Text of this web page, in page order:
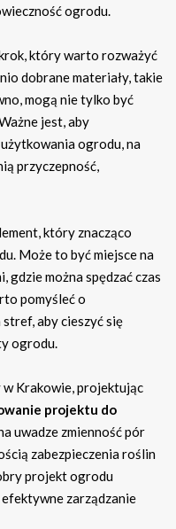
ogrodu.
który warto rozważyć
dobrane materiały, takie
mogą nie tylko być
jest, aby
ogrodu, na
przyczepność,
który znacząco
Może to być miejsce na
gdzie można spędzać czas
pomyśleć o
aby cieszyć się
ogrodu.
w Krakowie, projektując
projektu do
uwadze zmienność pór
zabezpieczenia roślin
projekt ogrodu
zarządzanie